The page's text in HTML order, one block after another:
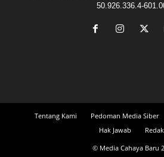
50.926.336.4-
Tentang Kami Pedoman Media Siber
Hak Jawab
© Media Cahaya Baru